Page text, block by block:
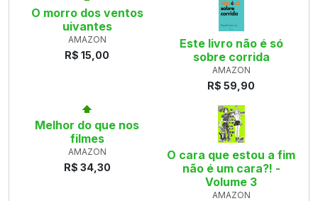
O morro dos ventos
uivantes
AMAZON
R$ 15,00
Este livro não é só
sobre corrida
AMAZON
R$ 59,90
Melhor do que nos
filmes
AMAZON
R$ 34,30
O cara que estou a fim
não é um cara?! -
Volume 3
AMAZON